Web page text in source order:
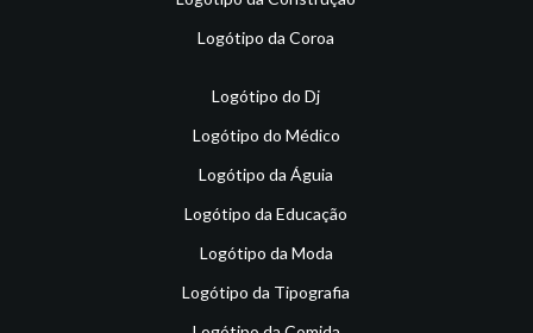
Logótipo da Coroa
Logótipo do Dj
Logótipo do Médico
Logótipo da Águia
Logótipo da Educação
Logótipo da Moda
Logótipo da Tipografia